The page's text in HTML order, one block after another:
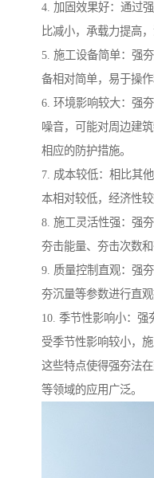
4. 加固效果好：通过
比减小，承载力提高
5. 施工设备简单：强
备相对简单，易于操作
6. 环境影响较大：强
噪音，可能对周边建
相应的防护措施。
7. 成本较低：相比其
本相对较低，经济性较
8. 施工灵活性强：强
夯击能量、夯击次数
9. 质量控制直观：强
夯沉量等参数进行直
10. 季节性影响小：强
受季节性影响较小，施
这些特点使得强夯法
等领域的应用广泛。